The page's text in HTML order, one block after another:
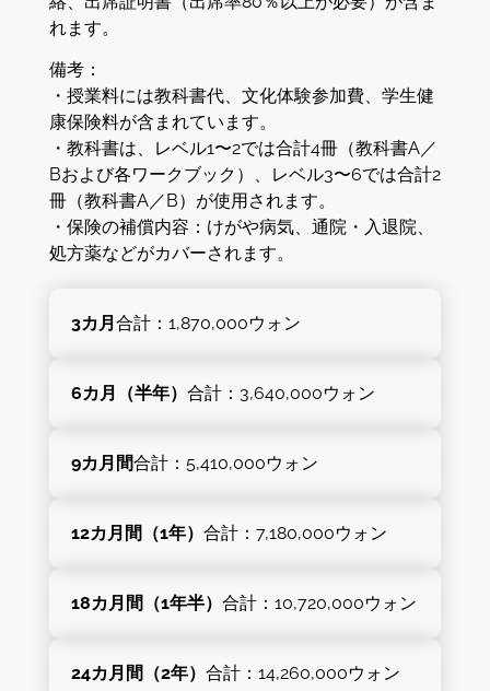
3カ月 合計：1,870,000ウォン
6カ月（半年） 合計：3,640,000ウォン
9カ月間合計：5,410,000ウォン
12カ月間（1年） 合計：7,180,000ウォン
18カ月間（1年半） 合計：10,720,000ウォン
24カ月間（2年） 合計：14,260,000ウォン
れます。
備考：
・授業料には教科書代、文化体験参加費、学生健
康保険料が含まれています。
・教科書は、レベル1〜2では合計4冊（教科書A／
Bおよび各ワークブック）、レベル3〜6では合計2
冊（教科書A／B）が使用されます。
・保険の補償内容：けがや病気、通院・入退院、
処方薬などがカバーされます。